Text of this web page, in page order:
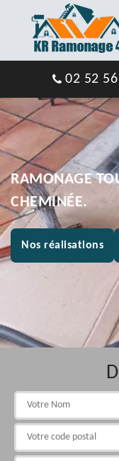
02 52
RAMONAGE
CHEMINÉE.
Nos réalisations